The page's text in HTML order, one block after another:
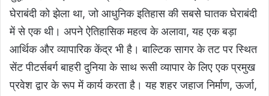
घेराबंदी को झेला था, जो आधुनिक इतिहास की सबसे घातक घेराबंदी
में से एक थी। अपने ऐतिहासिक महत्व के अलावा, यह एक बड़ा
आर्थिक और व्यापारिक केंद्र भी है। बाल्टिक सागर के तट पर स्थित
सेंट पीटर्सबर्ग बाहरी दुनिया के साथ रूसी व्यापार के लिए एक प्रमुख
प्रवेश द्वार के रूप में कार्य करता है। यह शहर जहाज निर्माण, ऊर्जा,